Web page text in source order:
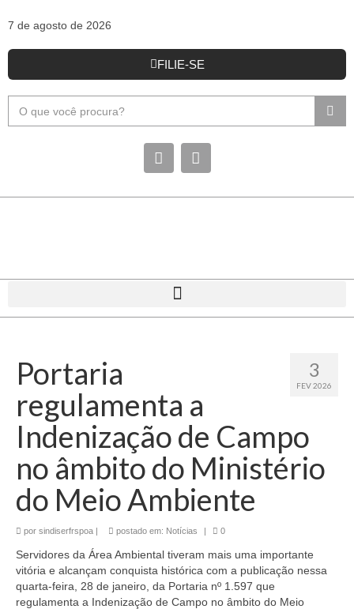
7 de agosto de 2026
FILIE-SE
3
FEV 2026
Portaria
regulamenta a
Indenização de Campo
no âmbito do Ministério
do Meio Ambiente
por sindiserfrspoa | postado em: Notícias | 0
Servidores da Área Ambiental tiveram mais uma importante
vitória e alcançam conquista histórica com a publicação nessa
quarta-feira, 28 de janeiro, da Portaria nº 1.597 que
regulamenta a Indenização de Campo no âmbito do Meio